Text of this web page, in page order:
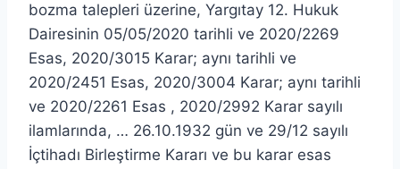
bozma talepleri üzerine, Yargıtay 12. Hukuk
Dairesinin 05/05/2020 tarihli ve 2020/2269
Esas, 2020/3015 Karar; aynı tarihli ve
2020/2451 Esas, 2020/3004 Karar; aynı tarihli
ve 2020/2261 Esas , 2020/2992 Karar sayılı
ilamlarında, … 26.10.1932 gün ve 29/12 sayılı
İçtihadı Birleştirme Kararı ve bu karar esas